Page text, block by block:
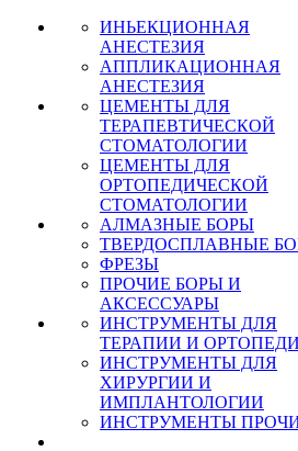
ИНЬЕКЦИОННАЯ
АНЕСТЕЗИЯ
АППЛИКАЦИОННАЯ
АНЕСТЕЗИЯ
ЦЕМЕНТЫ ДЛЯ
ТЕРАПЕВТИЧЕСКОЙ
СТОМАТОЛОГИИ
ЦЕМЕНТЫ ДЛЯ
ОРТОПЕДИЧЕСКОЙ
СТОМАТОЛОГИИ
АЛМАЗНЫЕ БОРЫ
ТВЕРДОСПЛАВНЫЕ
ФРЕЗЫ
ПРОЧИЕ БОРЫ И
АКСЕССУАРЫ
ИНСТРУМЕНТЫ ДЛЯ
ТЕРАПИИ И
ИНСТРУМЕНТЫ ДЛЯ
ХИРУРГИИ И
ИМПЛАНТОЛОГИИ
ИНСТРУМЕНТЫ